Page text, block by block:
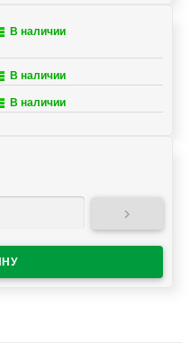
В наличии
В наличии
В наличии
